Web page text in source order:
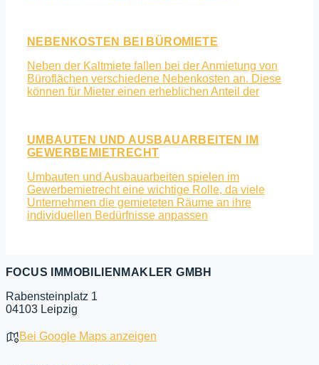
NEBENKOSTEN BEI BÜROMIETE
Neben der Kaltmiete fallen bei der Anmietung von
Büroflächen verschiedene Nebenkosten an. Diese
können für Mieter einen erheblichen Anteil der
UMBAUTEN UND AUSBAUARBEITEN IM
GEWERBEMIETRECHT
Umbauten und Ausbauarbeiten spielen im
Gewerbemietrecht eine wichtige Rolle, da viele
Unternehmen die gemieteten Räume an ihre
individuellen Bedürfnisse anpassen
FOCUS IMMOBILIENMAKLER GMBH
Rabensteinplatz 1
04103 Leipzig
Bei Google Maps anzeigen